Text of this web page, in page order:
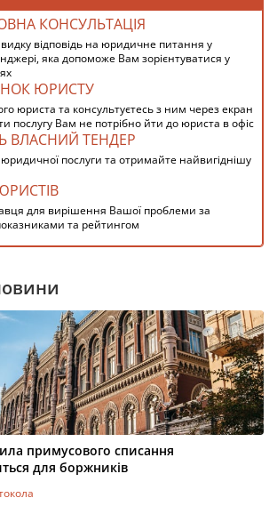
КОНСУЛЬТАЦІЯ
відповідь на юридичне питання у
яка допоможе Вам зорієнтуватися у
ЮРИСТУ
юриста та консультуєтесь з ним через екран
послугу Вам не потрібно йти до юриста в офіс
ВЛАСНИЙ ТЕНДЕР
послуги та отримайте найвигіднішу
для вирішення Вашої проблеми за
та рейтингом
примусового списання
для боржників